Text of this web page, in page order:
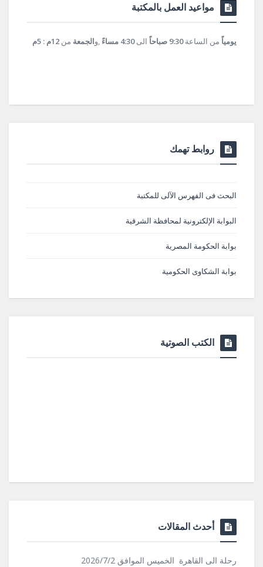
مواعيد العمل بالمكتبة
يومياً من الساعة9:30 صباحاً الى4:30 مساءً ,والجمعة من 12م : 5م
روابط تهمك
البحث فى الفهرس الآلى للمكتبة
البوابة الإلكترونية لمحافظة الشرقية
بوابة الحكومة المصرية
بوابة الشكاوى الحكومية
الكتب الصوتية
أحدث المقالات
رحلة الى القاهرة الخميس الموافق 2026/7/2